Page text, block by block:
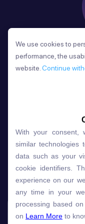
Sau mỗi bài học,
âm và ngữ pháp
và
Lựa chọn
Gói học
Speech Analyzer
We use cookies to
performance, the
website. Continue
With your consent,
similar technologies
data such as your
cookie identifiers.
experience on our
any time in your
processing based
on Learn More to
We use cookies to
performance, the
website. Continue
With your consent,
similar technologies
data such as your
cookie identifiers.
experience on our
any time in your
processing based
on Learn More to